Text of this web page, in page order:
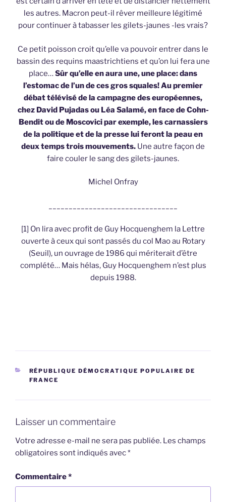
les autres. Macron peut-il rêver meilleure légitimé
pour continuer à tabasser les gilets-jaunes -les vrais?
Ce petit poisson croit qu’elle va pouvoir entrer dans le
bassin des requins maastrichtiens et qu’on lui fera une
place…Sûr qu’elle en aura une, une place: dans
l’estomac de l’un de ces gros squales! Au premier
débat télévisé de la campagne des européennes,
chez David Pujadas ou Léa Salamé, en face de Cohn-
Bendit ou de Moscovici par exemple, les carnassiers
de la politique et de la presse lui feront la peau en
deux temps trois mouvements. Une autre façon de
faire couler le sang des gilets-jaunes.
Michel Onfray
[1] On lira avec profit de Guy Hocquenghem la Lettre
ouverte à ceux qui sont passés du col Mao au Rotary
(Seuil), un ouvrage de 1986 qui mériterait d’être
complété… Mais hélas, Guy Hocquenghem n’est plus
depuis 1988.
CATÉGORIES
RÉPUBLIQUE DÉMOCRATIQUE POPULAIRE DE
FRANCE
Laisser un commentaire
Votre adresse e-mail ne sera pas publiée. Les champs
obligatoires sont indiqués avec*
Commentaire*